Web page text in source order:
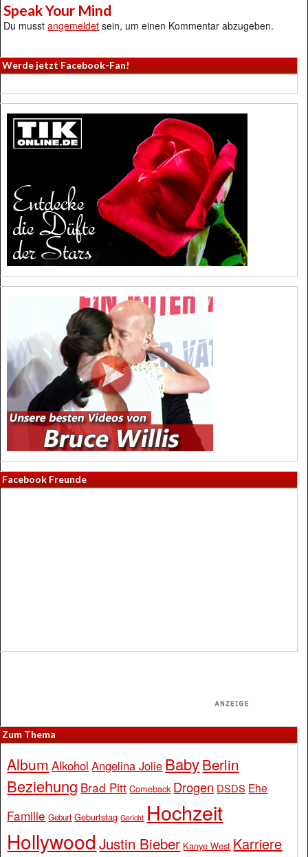
Speak Your Mind
Du musstangemeldet sein, um einen Kommentar abzugeben.
Werde jetzt Facebook-Fan!
Facebook Freunde
Zum Thema
Album Alkohol Angelina Jolie BabyBerlin
Beziehung Brad Pitt Comeback Drogen DSDS Ehe
Familie Geburt Geburtstag Gericht Hochzeit
Hollywood Justin Bieber Kanye West Karriere